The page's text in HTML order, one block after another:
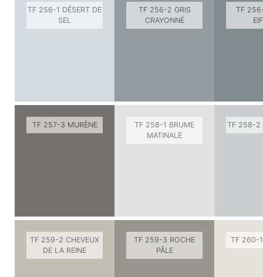
TF 256-1 DÉSERT DE
SEL
TF 256-2 GRIS
CRAYONNÉ
TF
TF 257-3 MURÈNE
TF 258-1 BRUME
MATINALE
TF 258-2
TF 259-2 CHEVEUX
DE LA REINE
TF 259-3 ROCHE
PÂLE
TF 260-